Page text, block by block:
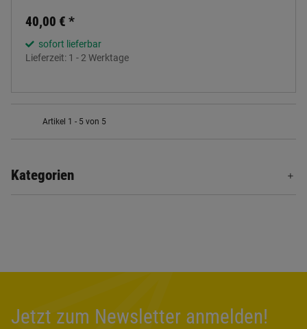
40,00 € *
sofort lieferbar
Lieferzeit: 1 - 2 Werktage
Artikel 1 - 5 von 5
Kategorien
Jetzt zum Newsletter anmelden!